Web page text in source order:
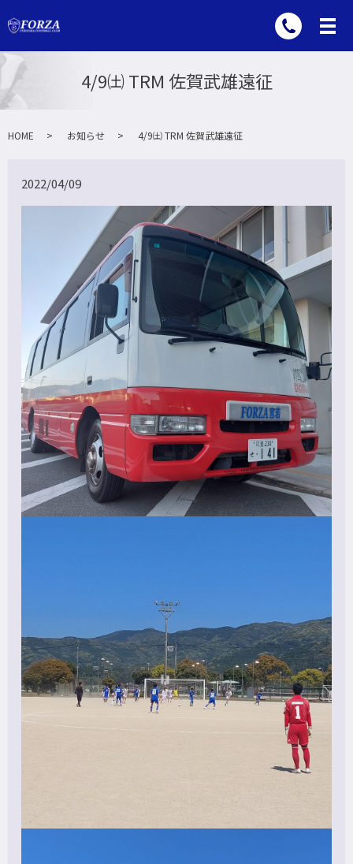
4/9㈯ TRM 佐賀武雄遠征
HOME お知らせ 4/9㈯ TRM 佐賀武雄遠征
2022/04/09